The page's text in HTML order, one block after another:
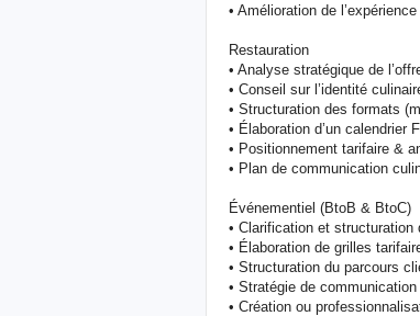
• Amélioration de
Restauration
• Analyse stratégique de
• Conseil sur l’identité
• Structuration des formats
• Élaboration d’un calendrier
• Positionnement tarifaire &
• Plan de communication
Événementiel (BtoB & BtoC)
• Clarification et structuration
• Élaboration de grilles
• Structuration du parcours
• Stratégie de
• Création ou